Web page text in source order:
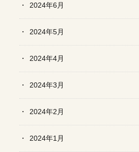
2024年6月
2024年5月
2024年4月
2024年3月
2024年2月
2024年1月